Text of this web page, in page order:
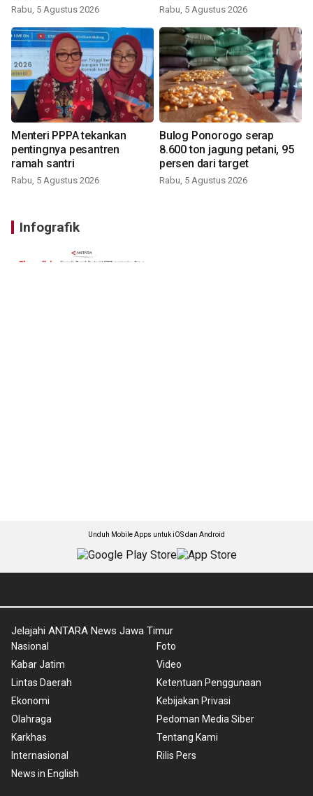
Rabu, 5 Agustus 2026 Rabu, 5 Agustus 2026
Menteri PPPA tekankan
pentingnya pesantren
ramah santri
Rabu, 5 Agustus 2026
Bulog Ponorogo serap
8.600 ton jagung petani, 95
persen dari target
Rabu, 5 Agustus 2026
Infografik
Unduh Mobile Apps untuk iOS dan Android
Jelajahi ANTARA News Jawa Timur
Nasional
Kabar Jatim
Lintas Daerah
Ekonomi
Olahraga
Karkhas
Internasional
News in English
Foto
Video
Ketentuan Penggunaan
Kebijakan Privasi
Pedoman Media Siber
Tentang Kami
Rilis Pers